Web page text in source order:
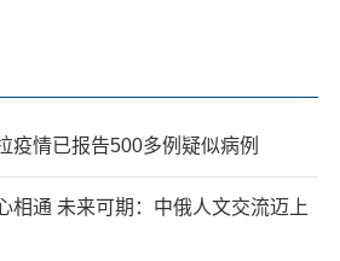
疫情已报告500多例疑似病例
相通 未来可期：中俄人文交流迈上